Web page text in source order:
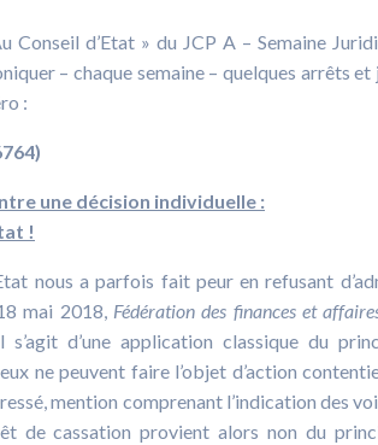
Conseil d’Etat » du JCP A – Semaine
– chaque semaine – quelques arrêts
:
une décision individuelle :
!
nous a parfois fait peur en refusant
mai 2018, Fédération des finances et
d’une application classique du
ne peuvent faire l’objet d’action
mention comprenant l’indication des
de cassation provient alors non du